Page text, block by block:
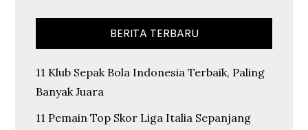
BERITA TERBARU
11 Klub Sepak Bola Indonesia Terbaik, Paling
Banyak Juara
11 Pemain Top Skor Liga Italia Sepanjang